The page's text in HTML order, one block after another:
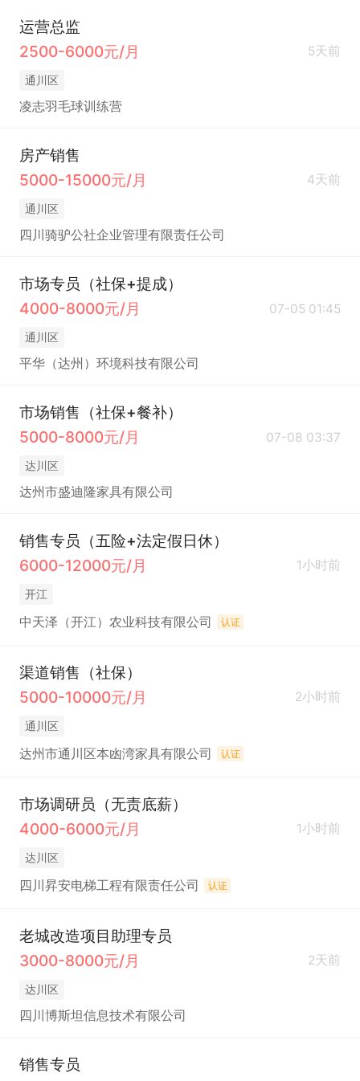
运营总监
2500-6000元/月
5天前
通川区
凌志羽毛球训练营
房产销售
5000-15000元/月
4天前
通川区
四川骑驴公社企业管理有限责任公司
市场专员（社保+提成）
4000-8000元/月
07-05 01:45
通川区
平华（达州）环境科技有限公司
市场销售（社保+餐补）
5000-8000元/月
07-08 03:37
达川区
达州市盛迪隆家具有限公司
销售专员（五险+法定假日休）
6000-12000元/月
1小时前
开江
中天泽（开江）农业科技有限公司 认证
渠道销售（社保）
5000-10000元/月
2小时前
通川区
达州市通川区本凼湾家具有限公司 认证
市场调研员（无责底薪）
4000-6000元/月
1小时前
达川区
四川昇安电梯工程有限责任公司 认证
老城改造项目助理专员
3000-8000元/月
2天前
达川区
四川博斯坦信息技术有限公司
销售专员